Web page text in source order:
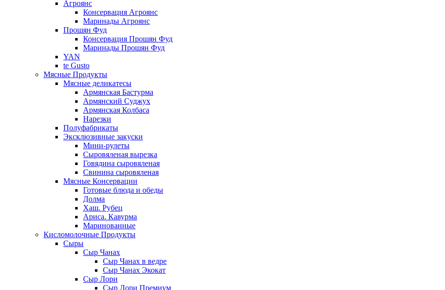
Агроянс
Консервация Агроянс
Маринады Агроянс
Прошян Фуд
Консервация Прошян Фуд
Маринады Прошян Фуд
YAN
te Gusto
Мясные Продукты
Мясные деликатесы
Армянская Бастурма
Армянский Суджух
Армянская Колбаса
Нарезки
Полуфабрикаты
Эксклюзивные закуски
Мини-рулеты
Сыровяленая вырезка
Говядина сыровяленая
Свинина сыровяленая
Мясные Консервации
Готовые блюда и обеды
Долма
Хаш. Рубец
Ариса. Кавурма
Маринованные
Кисломолочные Продукты
Сыры
Сыр Чанах
Сыр Чанах в ведре
Сыр Чанах Экокат
Сыр Лори
Сыр Лори Премиум